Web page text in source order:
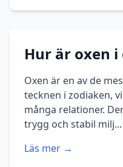
Hur är oxen
Oxen är en av de
tecknen i zodiaken,
många relationer.
trygg och stabil milj...
Läs mer →